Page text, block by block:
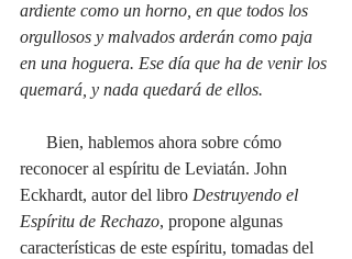
ardiente como un horno, en que todos los
orgullosos y malvados arderán como paja
en una hoguera. Ese día que ha de venir los
quemará, y nada quedará de ellos.
Bien, hablemos ahora sobre cómo
reconocer al espíritu de Leviatán. John
Eckhardt, autor del libro Destruyendo el
Espíritu de Rechazo, propone algunas
características de este espíritu, tomadas del